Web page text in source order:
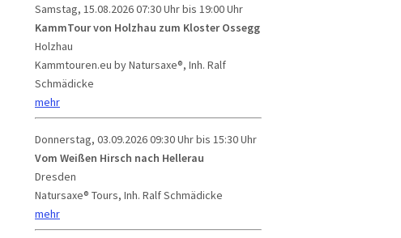
Samstag, 15.08.202607:30 Uhr bis 19:00 Uhr
KammTour von Holzhau zum Kloster Ossegg
Holzhau
Kammtouren.eu by Natursaxe®, Inh. Ralf
Schmädicke
mehr
Donnerstag, 03.09.202609:30 Uhr bis 15:30 Uhr
Vom Weißen Hirsch nach Hellerau
Dresden
Natursaxe® Tours, Inh. Ralf Schmädicke
mehr